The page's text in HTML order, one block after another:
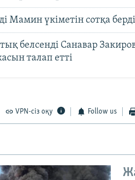
Мамин үкіметін сотқа берді
белсенді Санавар
талап етті
VPN-сіз оқу Follow us